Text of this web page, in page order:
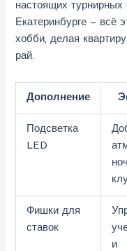
настоящих
Екатеринбурге — всё
хобби, делая
рай.
Дополнение
Подсветка
LED
Фишки для
ставок
и